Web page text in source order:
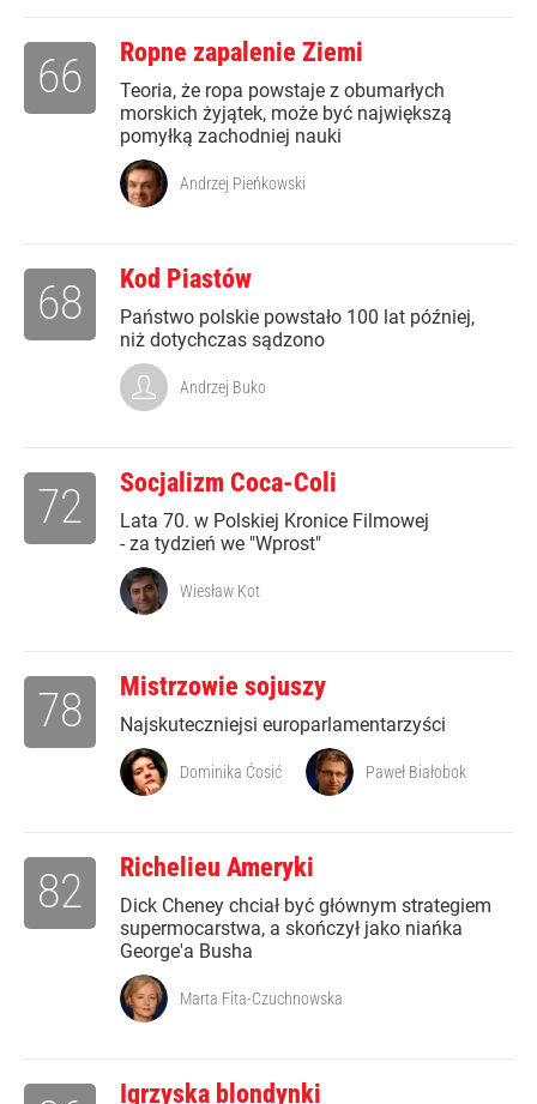
Ropne zapalenie Ziemi
Teoria, że ropa powstaje z obumarłych
morskich żyjątek, może być największą
pomyłką zachodniej nauki
66
Andrzej Pieńkowski
Kod Piastów
Państwo polskie powstało 100 lat później,
niż dotychczas sądzono
68
Andrzej Buko
Socjalizm Coca-Coli
Lata 70. w Polskiej Kronice Filmowej
- za tydzień we "Wprost"
72
Wiesław Kot
Mistrzowie sojuszy
Najskuteczniejsi europarlamentarzyści
78
Dominika Ćosić Paweł Białobok
Richelieu Ameryki
Dick Cheney chciał być głównym strategiem
supermocarstwa, a skończył jako niańka
George'a Busha
82
Marta Fita-Czuchnowska
Igrzyska blondynki